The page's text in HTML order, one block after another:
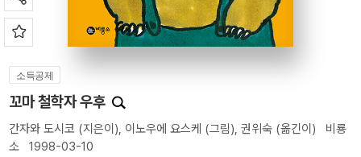
소득공제
꼬마 철학자 우후
간자와 도시코 (지은이), 이노우에 요스케 (그림), 권위숙 (옮긴이) 비룡
소 1998-03-10